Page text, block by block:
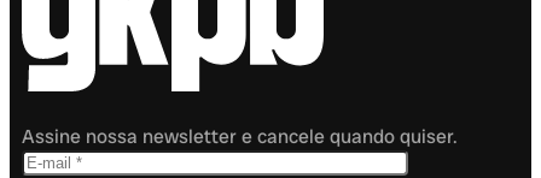
Assine nossa newsletter e cancele quando quiser.